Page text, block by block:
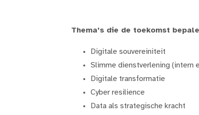
Thema’s die de toekomst
Digitale souvereiniteit
Slimme dienstverlening (intern
Digitale transformatie
Cyber resilience
Data als strategische kracht